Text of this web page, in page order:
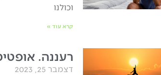
וכולנו
קרא עוד »
רעננה.
דצמבר 25, 2023